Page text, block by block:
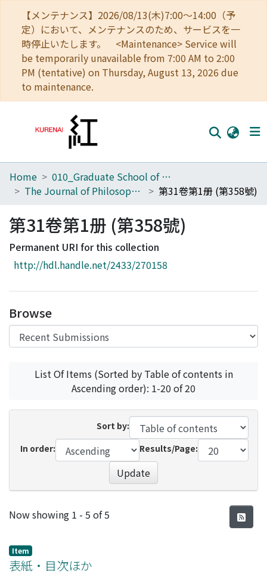
【メンテナンス】2026/08/13(木)7:00～14:00（予
定）において、メンテナンスのため、サービスを一
時停止いたします。 <Maintenance> Service will
be temporarily unavailable from 7:00 AM to 2:00
PM (tentative) on Thursday, August 13, 2026 due
to maintenance.
Home
Browse
Download Ranking
Access Statistics
Home
010_Graduate School of Letters
The Journal of Philosophical Studies
第31卷第1册 (第358號)
第31卷第1册 (第358號)
Permanent URI for this collection
http://hdl.handle.net/2433/270158
Browse
List Of Items (Sorted by Table of contents in
Ascending order): 1-20 of 20
Sort by:
In order:
Results/Page:
Update
Recent Submissions
Now showing 1 - 5 of 5
Item
表紙・目次ほか